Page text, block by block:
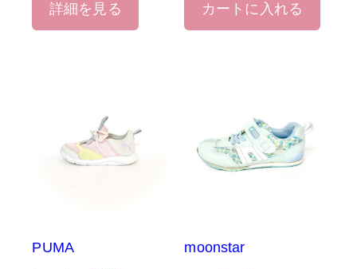
詳細を見る カートに入れる
PUMA
moonstar